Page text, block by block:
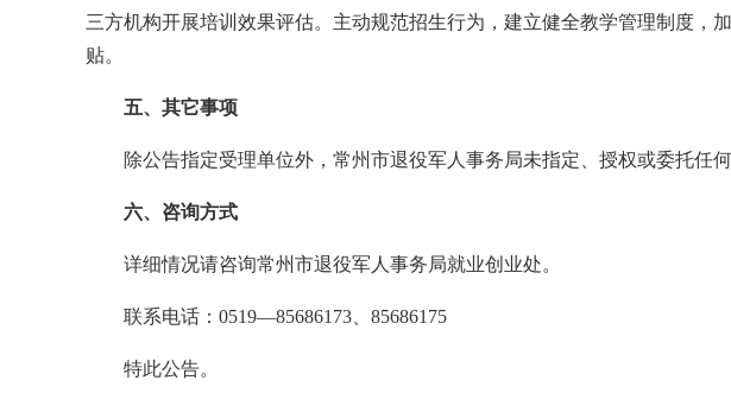
三方机构开展培训效果评估。主动规范招生行为，建立健全教学管理制度
贴。
五、其它事项
除公告指定受理单位外，常州市退役军人事务局未指定、授权或委托任
六、咨询方式
详细情况请咨询常州市退役军人事务局就业创业处。
联系电话：0519—85686173、85686175
特此公告。